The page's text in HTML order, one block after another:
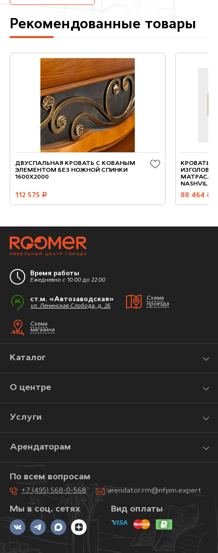
Рекомендованные товары
ДВУСПАЛЬНАЯ КРОВАТЬ С КОВАНЫМ
ЭЛЕМЕНТОМ БЕЗ НОЖНОЙ СПИНКИ
1600X2000
112 575 руб.
КРОВАТЬ
МАТРАСА;
NASHVILLE
88 464 руб.
Время работы
Ежедневно с 10:00 до 22:00
ст.м. «Автозаводская»
ул. Ленинская Слобода, д. 26
Схема
проезда
Схема
магазина
Каталог
О центре
Услуги
Арендаторам
Мы в соц. сетях
По всем вопросам
+7 (495) 568-0-568 arendator.rm@nfpm.expert
Вид оплаты